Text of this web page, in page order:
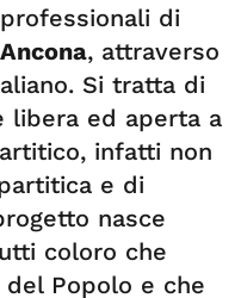
di
, attraverso
Si tratta di
libera ed aperta a
infatti non
e di
nasce
coloro che
Popolo e che